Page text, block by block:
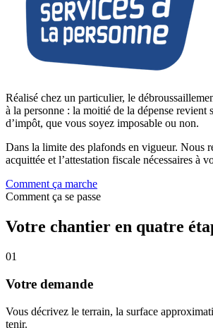
Réalisé chez un particulier, le
à la personne : la moitié de la dépense revient
d’impôt, que vous soyez imposable ou non.
Dans la limite des plafonds en vigueur. Nous
acquittée et l’attestation fiscale nécessaires à
Comment ça marche
Comment ça se passe
Votre chantier en quatre
01
Votre demande
Vous décrivez le terrain, la surface
tenir.